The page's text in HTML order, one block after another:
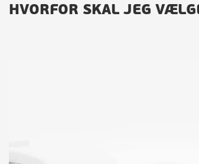
HVORFOR SKAL JEG